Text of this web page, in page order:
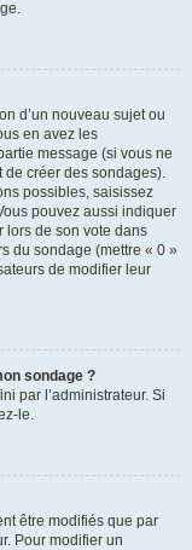
d’un nouveau sujet ou
en avez les
message (si vous ne
de créer des sondages).
possibles, saisissez
pouvez aussi indiquer
lors de son vote dans
du sondage (mettre « 0 »
de modifier leur
sondage ?
par l’administrateur. Si
le.
être modifiés que par
Pour modifier un